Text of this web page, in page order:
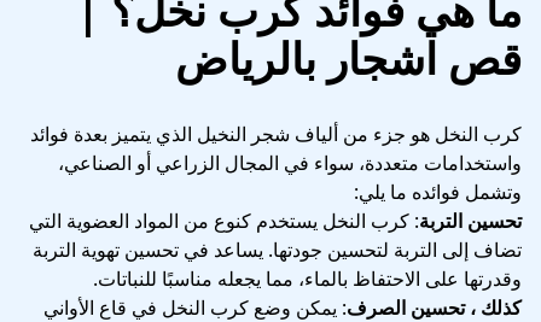
قص اشجار بالرياض
كرب النخل هو جزء من ألياف شجر النخيل الذي يتميز بعدة فوائد
واستخدامات متعددة، سواء في المجال الزراعي أو الصناعي،
وتشمل فوائده ما يلي:
تحسين التربة: كرب النخل يستخدم كنوع من المواد العضوية التي
تضاف إلى التربة لتحسين جودتها. يساعد في تحسين تهوية التربة
وقدرتها على الاحتفاظ بالماء، مما يجعله مناسبًا للنباتات.
كذلك ، تحسين الصرف: يمكن وضع كرب النخل في قاع الأواني